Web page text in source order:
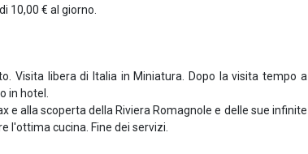
10,00 € al giorno.
Visita libera di Italia in Miniatura. Dopo la visita tempo a
in hotel.
e alla scoperta della Riviera Romagnole e delle sue infinite
l'ottima cucina. Fine dei servizi.